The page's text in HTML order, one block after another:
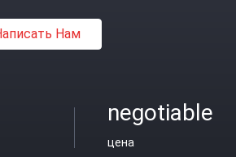
Нам
negotiable
цена